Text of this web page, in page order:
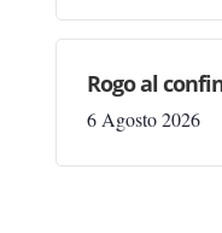
Rogo al
6 Agosto 2026